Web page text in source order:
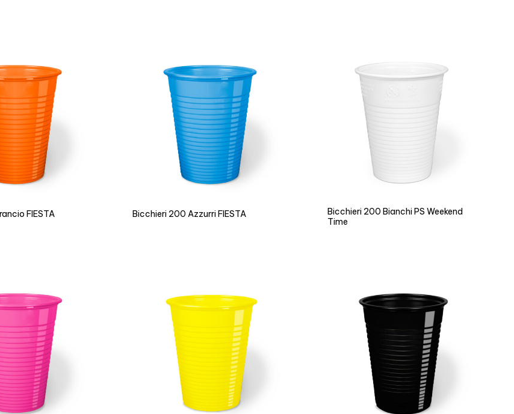
FIESTA Bicchieri 200 Azzurri FIESTA
Bicchieri 200 Bianchi PS Weekend
Time